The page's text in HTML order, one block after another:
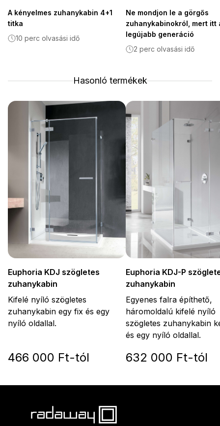
A kényelmes zuhanykabin 4+1
titka
10 perc olvasási idő
Ne mondjon le a görgős
zuhanykabinokról, mert itt
legújabb generáció
2 perc olvasási idő
Hasonló termékek
Euphoria KDJ szögletes
zuhanykabin
Kifelé nyíló szögletes
zuhanykabin egy fix és egy
nyíló oldallal.
466 000 Ft-tól
Euphoria KDJ-P
zuhanykabin
Egyenes falra építhető,
háromoldalú kifelé nyíló
szögletes zuhanykabin
és egy nyíló oldallal.
632 000 Ft-tól